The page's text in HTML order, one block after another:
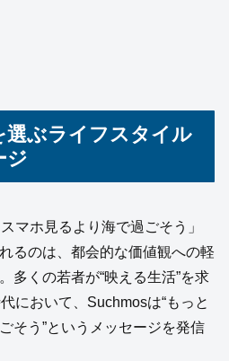
選ぶライフスタイル
ジ
マホ見るより海で過ごそう」
るのは、都会的な価値観への軽
多くの若者が“映える生活”を求
において、Suchmosは“もっと
そう”というメッセージを発信